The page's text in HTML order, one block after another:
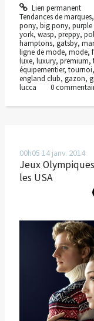
Lien permanent
Tendances de marques,
pony, big pony, purple
york, wasp, preppy,
hamptons, gatsby,
ligne de mode, mode,
luxe, luxury, premium,
équipementier, tournoi,
england club, gazon,
lucca
0
00h05 14 janv. 2014
Jeux
les USA